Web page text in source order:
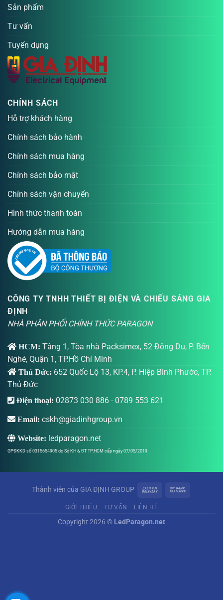
Sản phẩm
Tư vấn
Tuyển dụng
CHÍNH SÁCH
Hỗ trợ khách hàng
Chính sách bảo hành
Chính sách mua hàng
Chính sách bảo mật
Chính sách vận chuyển
Hình thức thanh toán
Hướng dẫn mua hàng
CÔNG TY TNHH THIẾT BỊ ĐIỆN VÀ CHIẾU SÁNG GIA
ĐỊNH
NHÀ PHÂN PHỐI CHÍNH THỨC PARAGON
HCM: Tầng 1, Tòa nhà Packsimex, 52 Đông Du, P. Bến
Nghé, Quận 1, TP.Hồ Chí Minh
Thủ Đức: 652 Quốc Lộ 13, KP.4, P. Hiệp Bình Phước, TP.
Thủ Đức
Điện thoại: 02873 030 886 - 0789 553 621
Email: cskh@giadinhgroup.vn
Website: ledparagon.net
GPĐKKD số 0315654905 do Sở KH & ĐT TP.HCM cấp ngày 07/05/2019.
Thành viên của GIA ĐỊNH GROUP
GIỚI THIỆU TƯ VẤN LIÊN HỆ
Copyright 2026 © LedParagon.net